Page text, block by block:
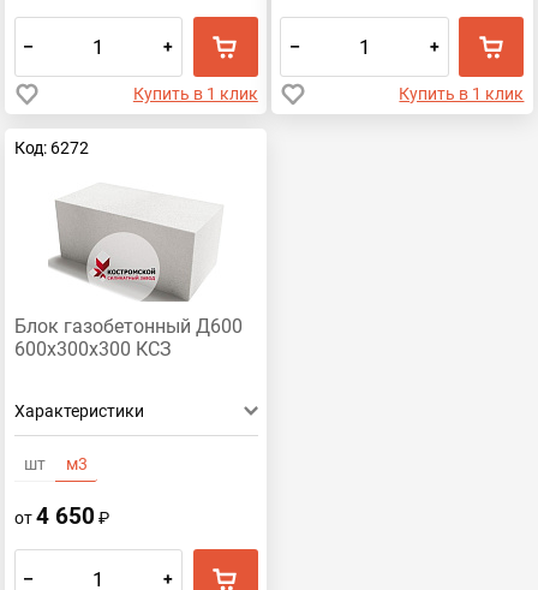
– +
Купить в 1 клик
– +
Купить в 1 клик
Код: 6272
Блок газобетонный Д600
600х300х300 КСЗ
Характеристики
шт м3
от4 650 ₽
– +